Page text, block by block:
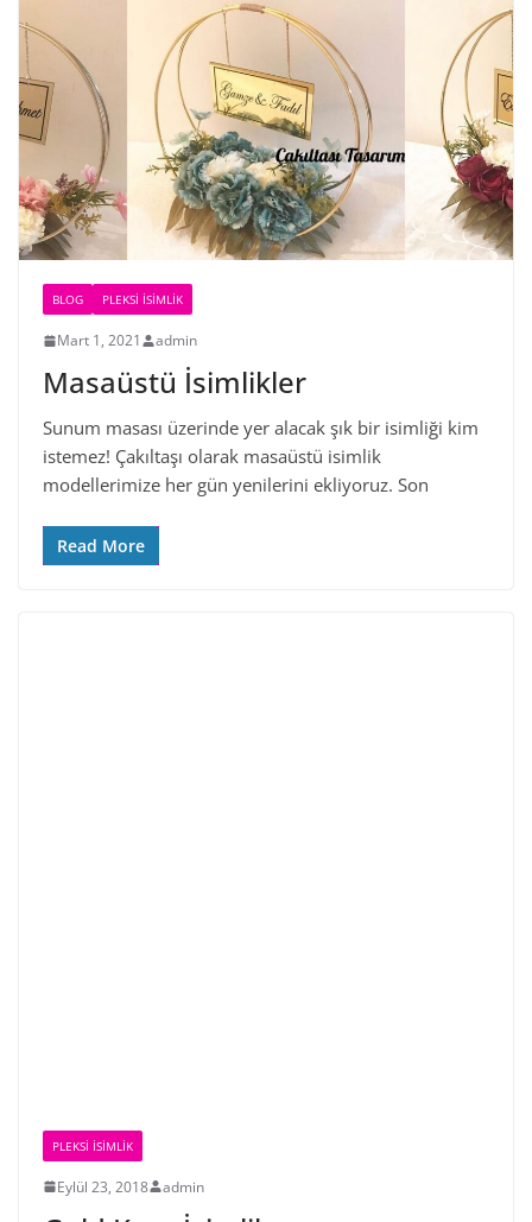
BLOG PLEKSI İSIMLIK
Mart 1, 2021 admin
Masaüstü İsimlikler
Sunum masası üzerinde yer alacak şık bir isimliği kim
istemez! Çakıltaşı olarak masaüstü isimlik
modellerimize her gün yenilerini ekliyoruz. Son
Read More
PLEKSI İSIMLIK
Eylül 23, 2018 admin